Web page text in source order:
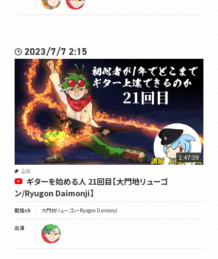
2023/7/7 2:15
1:47:39
企画
ギターを始める人 21回目【大門地リューゴ
ン/Ryugon Daimonji】
配信ch 大門地リューゴン・Ryugon Daimonji
出演